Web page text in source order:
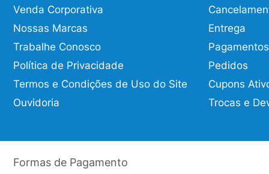
Venda Corporativa
Nossas Marcas
Trabalhe Conosco
Política de Privacidade
Termos e Condições de Uso do Site
Ouvidoria
Entrega
Pagamentos
Pedidos
Cupons
Trocas e
Formas de Pagamento